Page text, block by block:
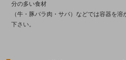
分の多い食材
（牛・豚バラ肉・サバ）などでは容器を
下さい。